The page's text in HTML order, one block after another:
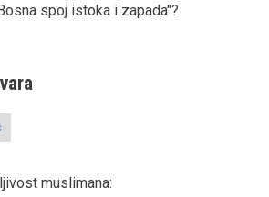
spoj istoka i zapada"?
muslimana: